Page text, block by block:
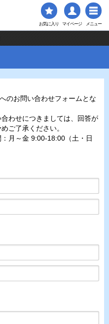
お気に入り マイページ メニュー
へのお問い合わせフォームとな
わせにつきましては、回答が
ご了承ください。
月～金 9:00-18:00（土・日